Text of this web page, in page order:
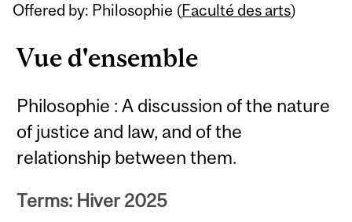
Offered by: Philosophie (Faculté des arts)
Vue d'ensemble
Philosophie : A discussion of the nature
of justice and law, and of the
relationship between them.
Terms: Hiver 2025